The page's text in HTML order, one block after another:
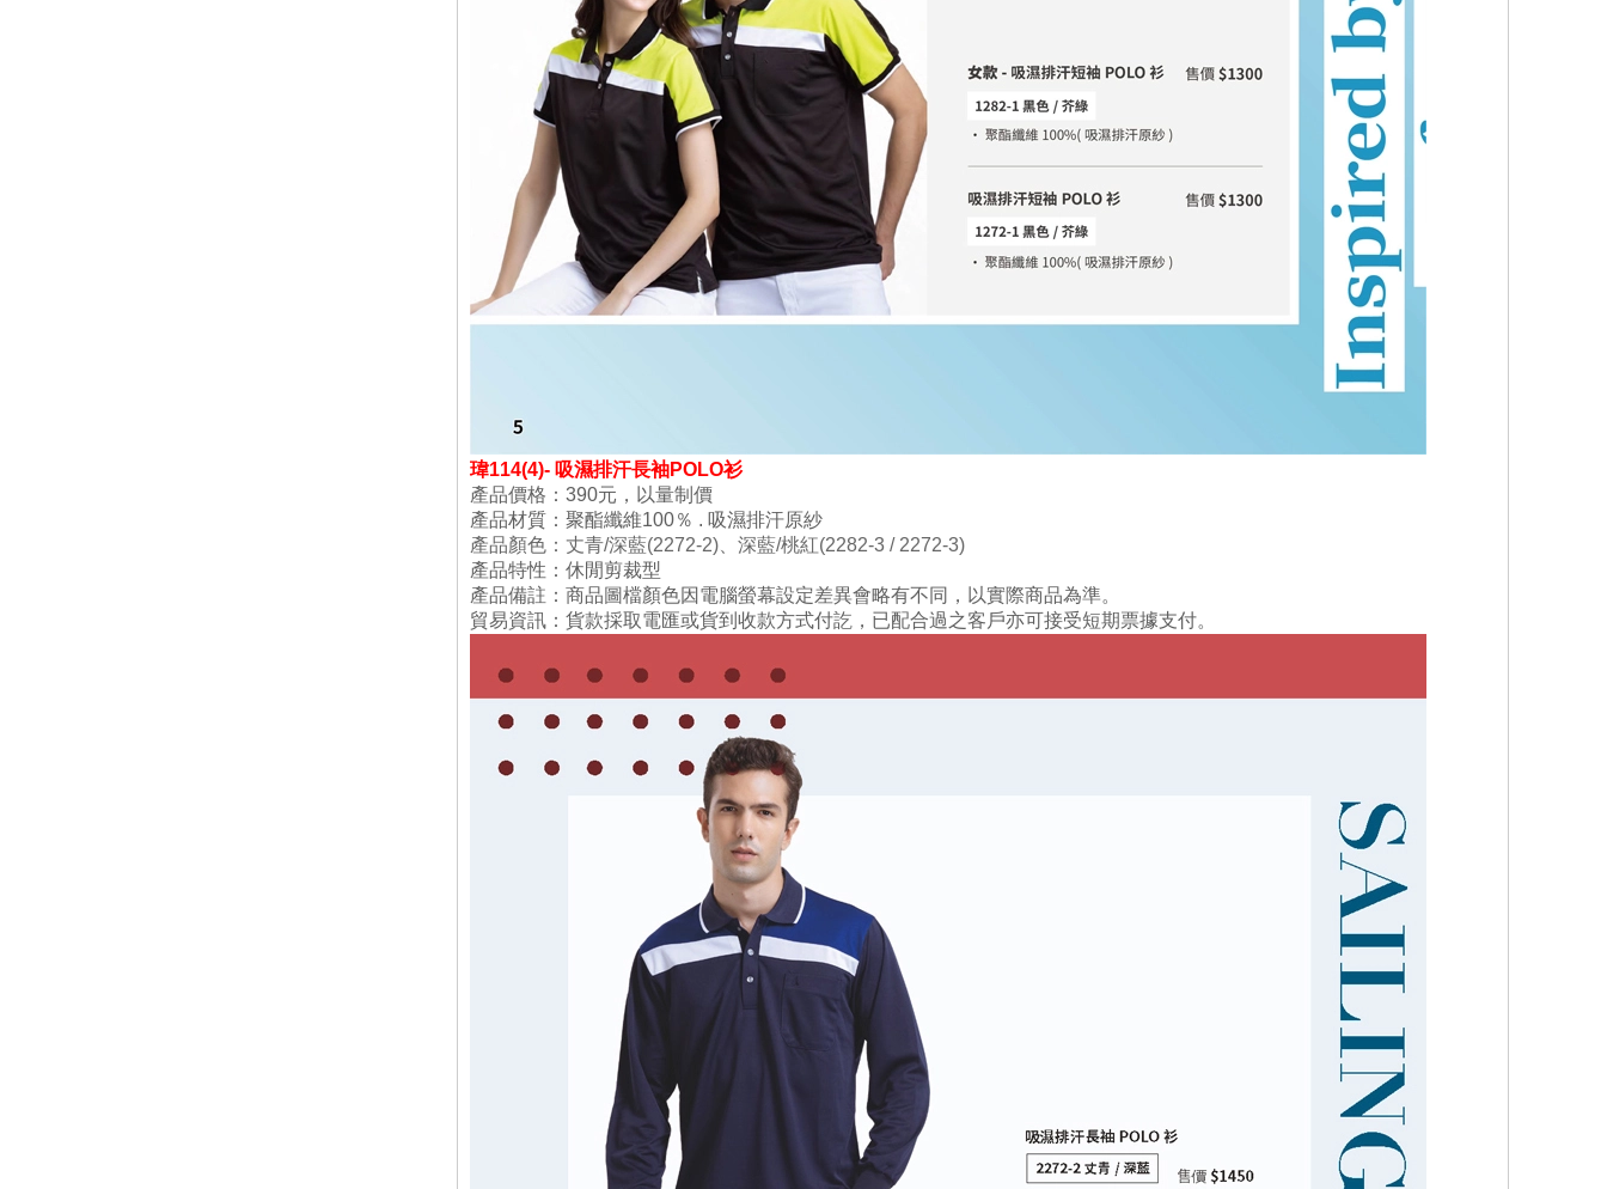
瑋114(4)- 吸濕排汗長袖POLO衫
產品價格：390元，以量制價
產品材質： 聚酯纖維100％ . 吸濕排汗原紗
產品顏色 ：丈青/深藍(2272-2) 、深藍/桃紅(2282-3 / 2272-3)
產品特性： 休閒剪裁型
產品備註：商品圖檔顏色因電腦螢幕設定差異會略有不同，以實際商品為準。
貿易資訊：貨款採取電匯或貨到收款方式付訖，已配合過之客戶亦可接受短期票據支付。